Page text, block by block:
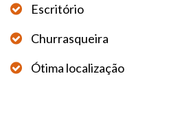
Escritório
Churrasqueira
Ótima localização